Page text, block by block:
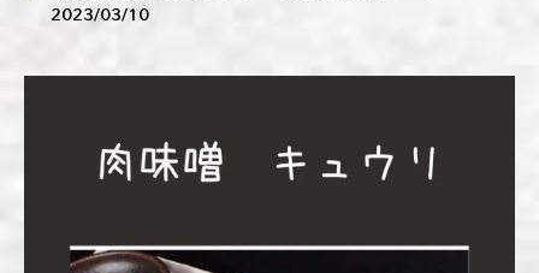
2023/03/10